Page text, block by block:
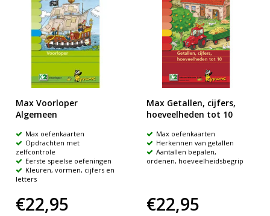
Max Voorloper
Algemeen
Max oefenkaarten
Opdrachten met
zelfcontrole
Eerste speelse oefeningen
Kleuren, vormen, cijfers en
letters
€22,95
Max Getallen, cijfers,
hoeveelheden tot 10
Max oefenkaarten
Herkennen van getallen
Aantallen bepalen,
ordenen, hoeveelheidsbegrip
€22,95